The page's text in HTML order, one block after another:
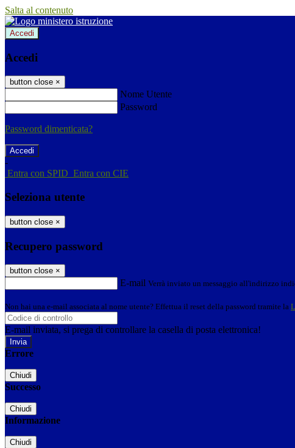
Salta al contenuto
Accedi
Accedi
button close ×
Nome Utente
Password
Password dimenticata?
-
Entra con SPID Entra con CIE
Seleziona utente
button close ×
Recupero password
button close ×
E-mail Verrà inviato un messaggio all'indirizzo
Non hai una e-mail associata al nome utente? Effettua il reset della password tramite la
E-mail inviata, si prega di controllare la casella di posta elettronica!
Errore
Chiudi
Successo
Chiudi
Informazione
Chiudi